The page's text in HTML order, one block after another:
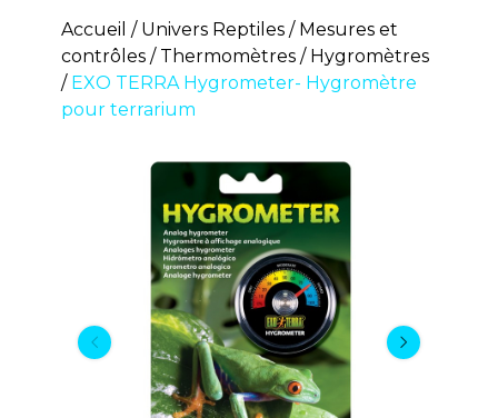
Accueil Univers Reptiles
Mesures et
contrôles
Thermomètres / Hygromètres
EXO TERRA Hygrometer- Hygromètre
pour terrarium